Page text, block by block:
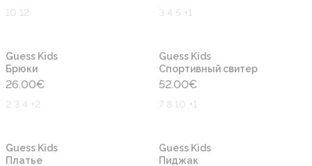
10 12 3 4 5 +1
Guess Kids
Брюки
26.00€
2 3 4 +2
Guess Kids
Cпортивный свитер
52.00€
7 8 10 +1
Guess Kids
Платье
Guess Kids
Пиджак